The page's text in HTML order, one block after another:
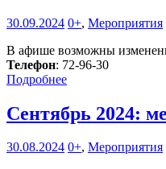
30.09.2024 0+, Мероприятия
В афише возможны
Телефон: 72-96-30
Подробнее
Сентябрь 2024:
30.08.2024 0+, Мероприятия